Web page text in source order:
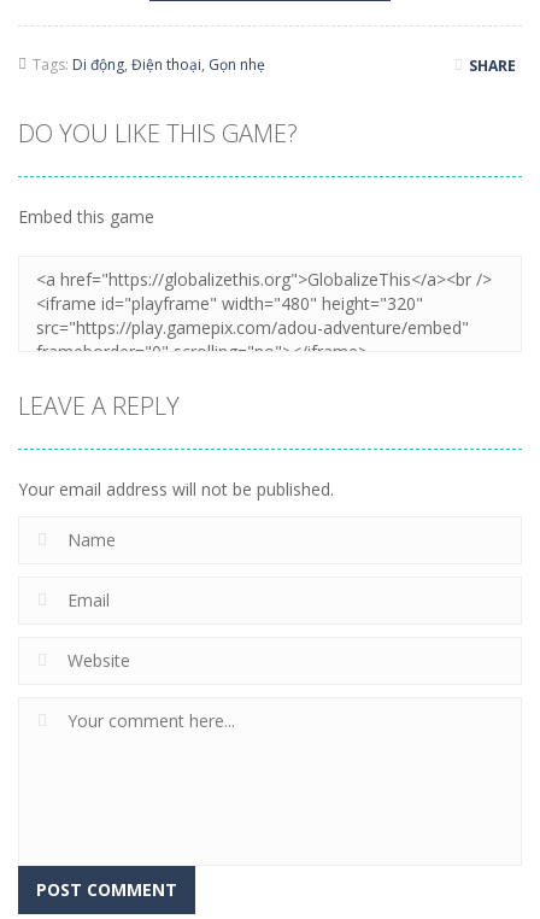
Tags: Di động, Điện thoại, Gọn nhẹ SHARE
DO YOU LIKE THIS GAME?
Embed this game
LEAVE A REPLY
Your email address will not be published.